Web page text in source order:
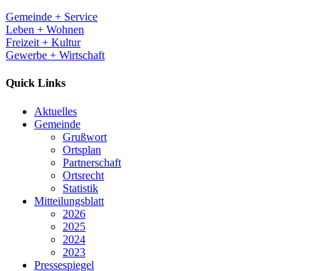
Gemeinde + Service
Leben + Wohnen
Freizeit + Kultur
Gewerbe + Wirtschaft
Quick Links
Aktuelles
Gemeinde
Grußwort
Ortsplan
Partnerschaft
Ortsrecht
Statistik
Mitteilungsblatt
2026
2025
2024
2023
Pressespiegel